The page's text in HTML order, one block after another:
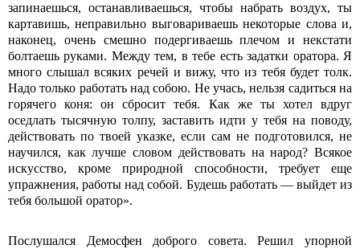
запинаешься, останавливаешься, чтобы набрать воздух, ты
картавишь, неправильно выговариваешь некоторые слова и,
наконец, очень смешно подергиваешь плечом и некстати
болтаешь руками. Между тем, в тебе есть задатки оратора. Я
много слышал всяких речей и вижу, что из тебя будет толк.
Надо только работать над собою. Не учась, нельзя садиться на
горячего коня: он сбросит тебя. Как же ты хотел вдруг
оседлать тысячную толпу, заставить идти у тебя на поводу,
действовать по твоей указке, если сам не подготовился, не
научился, как лучше словом действовать на народ? Всякое
искусство, кроме природной способности, требует еще
упражнения, работы над собой. Будешь работать — выйдет из
тебя большой оратор».
Послушался Демосфен доброго совета. Решил упорной